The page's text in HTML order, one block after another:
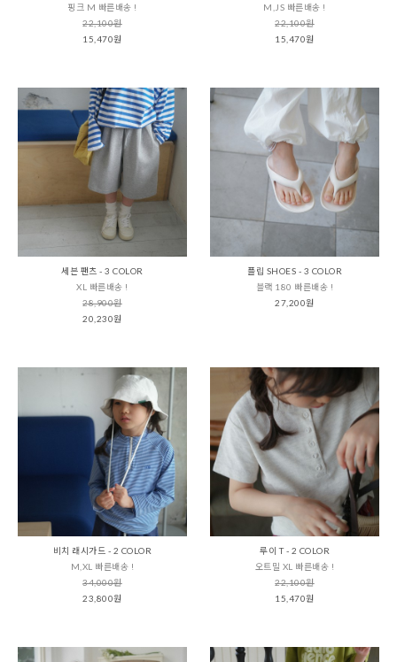
핑크 M 빠른배송 !
22,100원
15,470원
M,JS 빠른배송 !
22,100원
15,470원
세븐 팬츠 - 3 COLOR
XL 빠른배송 !
28,900원
20,230원
플립 SHOES - 3 COLOR
블랙 180 빠른배송 !
27,200원
비치 래시가드 - 2 COLOR
M,XL 빠른배송 !
34,000원
23,800원
루이 T - 2 COLOR
오트밀 XL 빠른배송 !
22,100원
15,470원